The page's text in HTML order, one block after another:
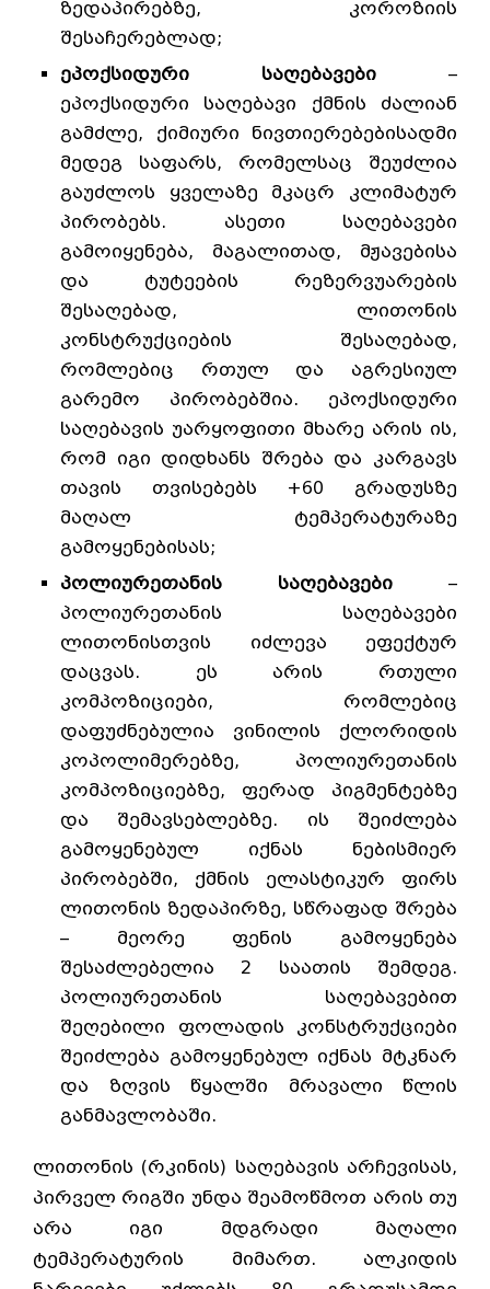
ზედაპირებზე, კოროზიის
შესაჩერებლად;
ეპოქსიდური საღებავები –
ეპოქსიდური საღებავი ქმნის ძალიან
გამძლე, ქიმიური ნივთიერებებისადმი
მედეგ საფარს, რომელსაც შეუძლია
გაუძლოს ყველაზე მკაცრ კლიმატურ
პირობებს. ასეთი საღებავები
გამოიყენება, მაგალითად, მჟავებისა
და ტუტეების რეზერვუარების
შესაღებად, ლითონის
კონსტრუქციების შესაღებად,
რომლებიც რთულ და აგრესიულ
გარემო პირობებშია. ეპოქსიდური
საღებავის უარყოფითი მხარე არის ის,
რომ იგი დიდხანს შრება და კარგავს
თავის თვისებებს +60 გრადუსზე
მაღალ ტემპერატურაზე
გამოყენებისას;
პოლიურეთანის საღებავები –
პოლიურეთანის საღებავები
ლითონისთვის იძლევა ეფექტურ
დაცვას. ეს არის რთული
კომპოზიციები, რომლებიც
დაფუძნებულია ვინილის ქლორიდის
კოპოლიმერებზე, პოლიურეთანის
კომპოზიციებზე, ფერად პიგმენტებზე
და შემავსებლებზე. ის შეიძლება
გამოყენებულ იქნას ნებისმიერ
პირობებში, ქმნის ელასტიკურ ფირს
ლითონის ზედაპირზე, სწრაფად შრება
– მეორე ფენის გამოყენება
შესაძლებელია 2 საათის შემდეგ.
პოლიურეთანის საღებავებით
შეღებილი ფოლადის კონსტრუქციები
შეიძლება გამოყენებულ იქნას მტკნარ
და ზღვის წყალში მრავალი წლის
განმავლობაში.
ლითონის (რკინის) საღებავის არჩევისას,
პირველ რიგში უნდა შეამოწმოთ არის თუ
არა იგი მდგრადი მაღალი
ტემპერატურის მიმართ. ალკიდის